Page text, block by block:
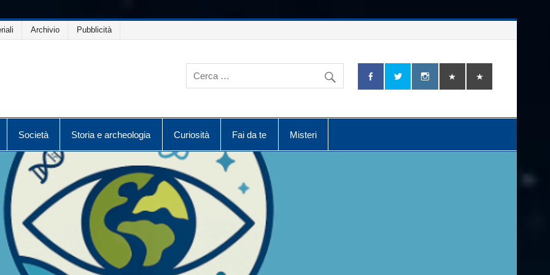
Archivio Pubblicità
Società Storia e archeologia Curiosità Fai da te Misteri